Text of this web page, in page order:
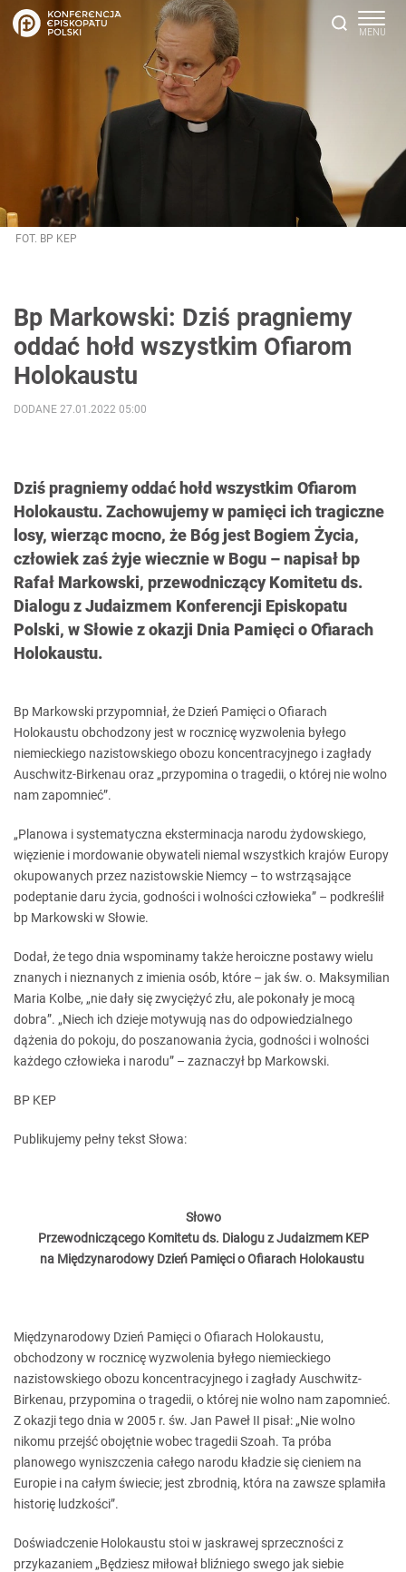
FOT. BP KEP
Bp Markowski: Dziś pragniemy
oddać hołd wszystkim Ofiarom
Holokaustu
Dziś pragniemy oddać hołd wszystkim Ofiarom
Holokaustu. Zachowujemy w pamięci ich tragiczne
losy, wierząc mocno, że Bóg jest Bogiem Życia,
człowiek zaś żyje wiecznie w Bogu – napisał bp
Rafał Markowski, przewodniczący Komitetu ds.
Dialogu z Judaizmem Konferencji Episkopatu
Polski, w Słowie z okazji Dnia Pamięci o Ofiarach
Holokaustu.
DODANE 27.01.2022 05:00
Bp Markowski przypomniał, że Dzień Pamięci o Ofiarach
Holokaustu obchodzony jest w rocznicę wyzwolenia byłego
niemieckiego nazistowskiego obozu koncentracyjnego i zagłady
Auschwitz-Birkenau oraz „przypomina o tragedii, o której nie wolno
nam zapomnieć”.
„Planowa i systematyczna eksterminacja narodu żydowskiego,
więzienie i mordowanie obywateli niemal wszystkich krajów Europy
okupowanych przez nazistowskie Niemcy – to wstrząsające
podeptanie daru życia, godności i wolności człowieka” – podkreślił
bp Markowski w Słowie.
Dodał, że tego dnia wspominamy także heroiczne postawy wielu
znanych i nieznanych z imienia osób, które – jak św. o. Maksymilian
Maria Kolbe, „nie dały się zwyciężyć złu, ale pokonały je mocą
dobra”. „Niech ich dzieje motywują nas do odpowiedzialnego
dążenia do pokoju, do poszanowania życia, godności i wolności
każdego człowieka i narodu” – zaznaczył bp Markowski.
BP KEP
Publikujemy pełny tekst Słowa:
Słowo
Przewodniczącego Komitetu ds. Dialogu z Judaizmem KEP
na Międzynarodowy Dzień Pamięci o Ofiarach Holokaustu
Międzynarodowy Dzień Pamięci o Ofiarach Holokaustu,
obchodzony w rocznicę wyzwolenia byłego niemieckiego
nazistowskiego obozu koncentracyjnego i zagłady Auschwitz-
Birkenau, przypomina o tragedii, o której nie wolno nam zapomnieć.
Z okazji tego dnia w 2005 r. św. Jan Paweł II pisał: „Nie wolno
nikomu przejść obojętnie wobec tragedii Szoah. Ta próba
planowego wyniszczenia całego narodu kładzie się cieniem na
Europie i na całym świecie; jest zbrodnią, która na zawsze splamiła
historię ludzkości”.
Doświadczenie Holokaustu stoi w jaskrawej sprzeczności z
przykazaniem „Będziesz miłował bliźniego swego jak siebie